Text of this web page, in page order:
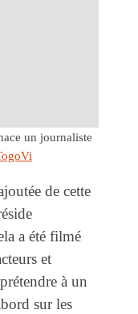
un journaliste
de cette
a été filmé
et
à un
sur les